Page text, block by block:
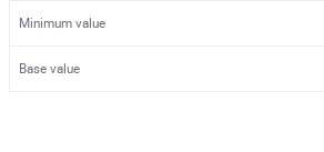
Minimum value
Base value